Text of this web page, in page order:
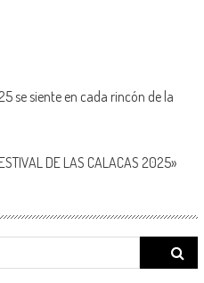
se siente en cada rincón de la
DE LAS CALACAS 2025»
Search
for: